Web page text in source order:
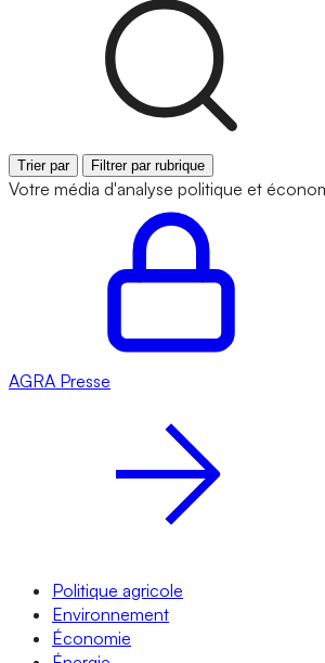
Trier par Filtrer par rubrique
Votre média d'analyse politique et
AGRA Presse
Politique agricole
Environnement
Économie